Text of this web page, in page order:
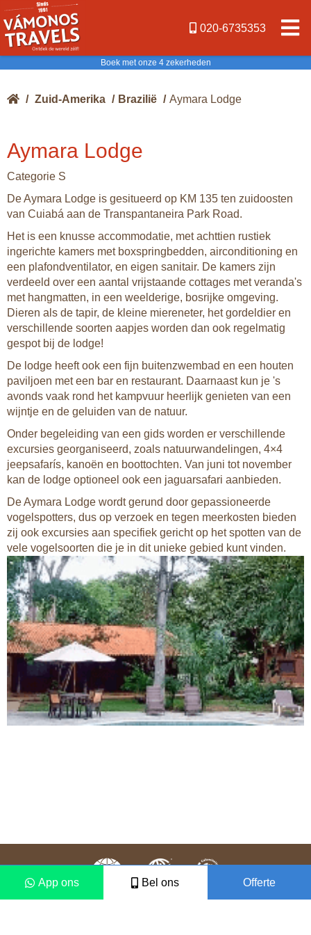
020-6735353
Boek met onze 4 zekerheden
/ Zuid-Amerika / Brazilië / Aymara Lodge
Aymara Lodge
Categorie S
De Aymara Lodge is gesitueerd op KM 135 ten zuidoosten
van Cuiabá aan de Transpantaneira Park Road.
Het is een knusse accommodatie, met achttien rustiek
ingerichte kamers met boxspringbedden, airconditioning en
een plafondventilator, en eigen sanitair. De kamers zijn
verdeeld over een aantal vrijstaande cottages met veranda's
met hangmatten, in een weelderige, bosrijke omgeving.
Dieren als de tapir, de kleine miereneter, het gordeldier en
verschillende soorten aapjes worden dan ook regelmatig
gespot bij de lodge!
De lodge heeft ook een fijn buitenzwembad en een houten
paviljoen met een bar en restaurant. Daarnaast kun je 's
avonds vaak rond het kampvuur heerlijk genieten van een
wijntje en de geluiden van de natuur.
Onder begeleiding van een gids worden er verschillende
excursies georganiseerd, zoals natuurwandelingen, 4×4
jeepsafarís, kanoën en boottochten. Van juni tot november
kan de lodge optioneel ook een jaguarsafari aanbieden.
De Aymara Lodge wordt gerund door gepassioneerde
vogelspotters, dus op verzoek en tegen meerkosten bieden
zij ook excursies aan specifiek gericht op het spotten van de
vele vogelsoorten die je in dit unieke gebied kunt vinden.
App ons Bel ons Offerte